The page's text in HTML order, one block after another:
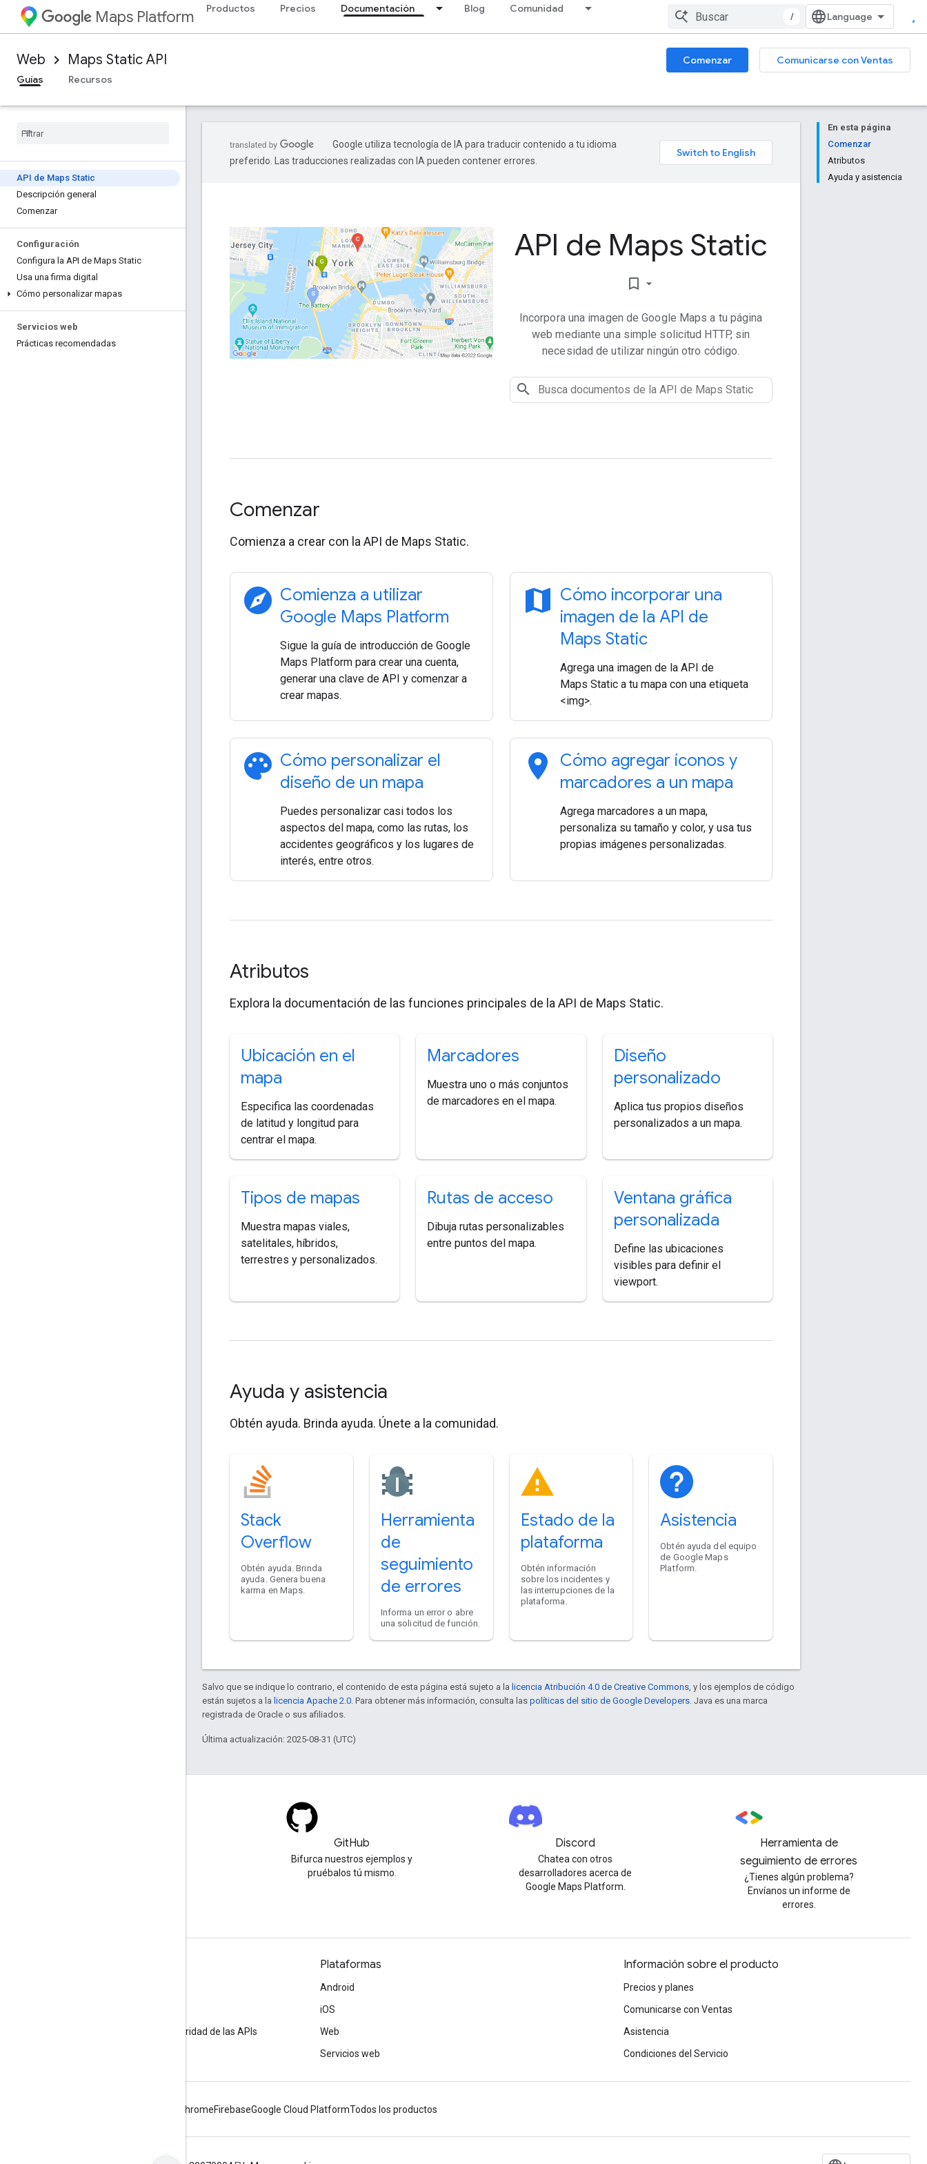
Maps Platform Productos Precios Documentación Blog Comunidad
/
Web Maps Static API Comenzar
Comunicarse con Ventas
Guías
Recursos
API de Maps Static
Descripción general
Comenzar
Configuración
Configura la API de Maps Static
Usa una firma digital
Cómo personalizar mapas
Servicios web
Prácticas recomendadas
En esta página
Comenzar
Atributos
Ayuda y asistencia
Google utiliza tecnología de IA para traducir contenido a tu idioma
preferido. Las traducciones realizadas con IA pueden contener errores.
API de Maps Static
bookmark_border
Incorpora una imagen de Google Maps a tu página
web mediante una simple solicitud HTTP, sin
necesidad de utilizar ningún otro código.
Comenzar
Comienza a crear con la API de Maps Static.
explore Comienza a utilizar
Google Maps Platform
Sigue la guía de introducción de Google
Maps Platform para crear una cuenta,
generar una clave de API y comenzar a
crear mapas.
map Cómo incorporar una
imagen de la API de
Maps Static
Agrega una imagen de la API de
Maps Static a tu mapa con una etiqueta
<img>.
palette Cómo personalizar el
diseño de un mapa
Puedes personalizar casi todos los
aspectos del mapa, como las rutas, los
accidentes geográficos y los lugares de
interés, entre otros.
location_on
Cómo agregar íconos y
marcadores a un mapa
Agrega marcadores a un mapa,
personaliza su tamaño y color, y usa tus
propias imágenes personalizadas.
Atributos
Explora la documentación de las funciones principales de la API de Maps Static.
Ubicación en el
mapa
Especifica las coordenadas
de latitud y longitud para
centrar el mapa.
Marcadores
Muestra uno o más conjuntos
de marcadores en el mapa.
Diseño
personalizado
Aplica tus propios diseños
personalizados a un mapa.
Tipos de mapas
Muestra mapas viales,
satelitales, híbridos,
terrestres y personalizados.
Rutas de acceso
Dibuja rutas personalizables
entre puntos del mapa.
Ventana gráfica
personalizada
Define las ubicaciones
visibles para definir el
viewport.
Ayuda y asistencia
Obtén ayuda. Brinda ayuda. Únete a la comunidad.
Stack
Overflow
Obtén ayuda. Brinda
ayuda. Genera buena
karma en Maps.
Herramienta
de
seguimiento
de errores
Informa un error o abre
una solicitud de función.
Estado de la
plataforma
Obtén información
sobre los incidentes y
las interrupciones de la
plataforma.
Asistencia
Obtén ayuda del equipo
de Google Maps
Platform.
Salvo que se indique lo contrario, el contenido de esta página está sujeto a la licencia Atribución 4.0 de Creative Commons, y los ejemplos de código
están sujetos a la licencia Apache 2.0. Para obtener más información, consulta las políticas del sitio de Google Developers. Java es una marca
registrada de Oracle o sus afiliados.
Última actualización: 2025-08-31 (UTC)
GitHub
Bifurca nuestros ejemplos y
pruébalos tú mismo.
Discord
Chatea con otros
desarrolladores acerca de
Google Maps Platform.
Herramienta de
seguimiento de errores
¿Tienes algún problema?
Envíanos un informe de
errores.
Prácticas recomendadas sobre la seguridad de las APIs
Plataformas
Android
iOS
Web
Servicios web
Información sobre el producto
Precios y planes
Comunicarse con Ventas
Asistencia
Condiciones del Servicio
ChromeFirebaseGoogle Cloud PlatformTodos los productos